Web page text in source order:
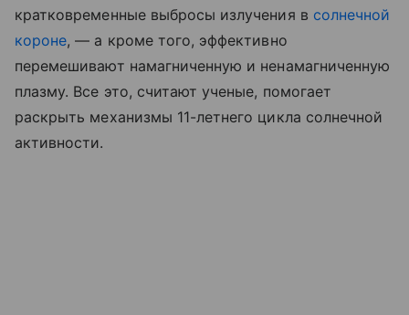
кратковременные выбросы излучения в солнечной
короне, — а кроме того, эффективно
перемешивают намагниченную и ненамагниченную
плазму. Все это, считают ученые, помогает
раскрыть механизмы 11-летнего цикла солнечной
активности.